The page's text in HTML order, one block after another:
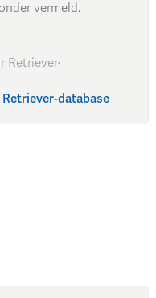
vermeld.
Retriever·
Retriever-database